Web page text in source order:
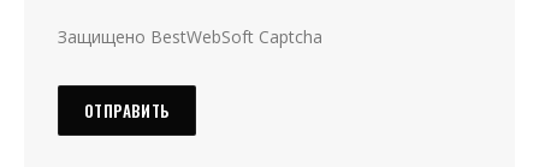
Защищено BestWebSoft Captcha